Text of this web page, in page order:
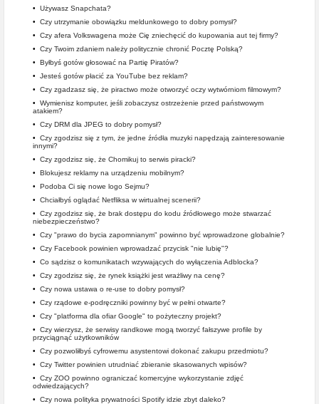
• Używasz Snapchata?
• Czy utrzymanie obowiązku meldunkowego to dobry pomysł?
• Czy afera Volkswagena może Cię zniechęcić do kupowania aut tej firmy?
• Czy Twoim zdaniem należy politycznie chronić Pocztę Polską?
• Byłbyś gotów głosować na Partię Piratów?
• Jesteś gotów płacić za YouTube bez reklam?
• Czy zgadzasz się, że piractwo może otworzyć oczy wytwórniom filmowym?
• Wymienisz komputer, jeśli zobaczysz ostrzeżenie przed państwowym
atakiem?
• Czy DRM dla JPEG to dobry pomysł?
• Czy zgodzisz się z tym, że jedne źródła muzyki napędzają zainteresowanie
innymi?
• Czy zgodzisz się, że Chomikuj to serwis piracki?
• Blokujesz reklamy na urządzeniu mobilnym?
• Podoba Ci się nowe logo Sejmu?
• Chciałbyś oglądać Netfliksa w wirtualnej scenerii?
• Czy zgodzisz się, że brak dostępu do kodu źródłowego może stwarzać
niebezpieczeństwo?
• Czy "prawo do bycia zapomnianym" powinno być wprowadzone globalnie?
• Czy Facebook powinien wprowadzać przycisk "nie lubię"?
• Co sądzisz o komunikatach wzywających do wyłączenia Adblocka?
• Czy zgodzisz się, że rynek książki jest wrażliwy na cenę?
• Czy nowa ustawa o re-use to dobry pomysł?
• Czy rządowe e-podręczniki powinny być w pełni otwarte?
• Czy "platforma dla ofiar Google" to pożyteczny projekt?
• Czy wierzysz, że serwisy randkowe mogą tworzyć fałszywe profile by
przyciągnąć użytkowników
• Czy pozwoliłbyś cyfrowemu asystentowi dokonać zakupu przedmiotu?
• Czy Twitter powinien utrudniać zbieranie skasowanych wpisów?
• Czy ZOO powinno ograniczać komercyjne wykorzystanie zdjęć
odwiedzających?
• Czy nowa polityka prywatności Spotify idzie zbyt daleko?